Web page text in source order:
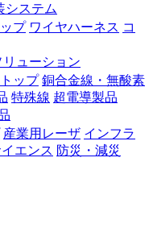
システム
プ ワイヤハーネス コ
リューション
ップ 銅合金線・無酸素
特殊線 超電導製品
産業用レーザ インフラ
エンス 防災・減災